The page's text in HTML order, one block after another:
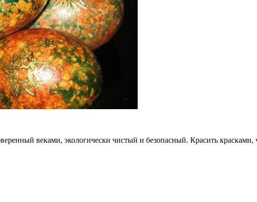
веками, экологически чистый и безопасный. Красить красками,